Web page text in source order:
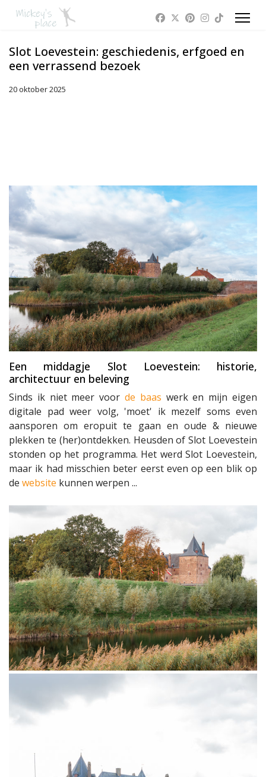
Slot Loevestein: geschiedenis, erfgoed en
een verrassend bezoek
20 oktober 2025
Een middagje Slot Loevestein: historie,
architectuur en beleving
Sinds ik niet meer voor de baas werk en mijn eigen
digitale pad weer volg, 'moet' ik mezelf soms even
aansporen om eropuit te gaan en oude & nieuwe
plekken te (her)ontdekken. Heusden of Slot Loevestein
stonden op het programma. Het werd Slot Loevestein,
maar ik had misschien beter eerst even op een blik op
de website kunnen werpen ...